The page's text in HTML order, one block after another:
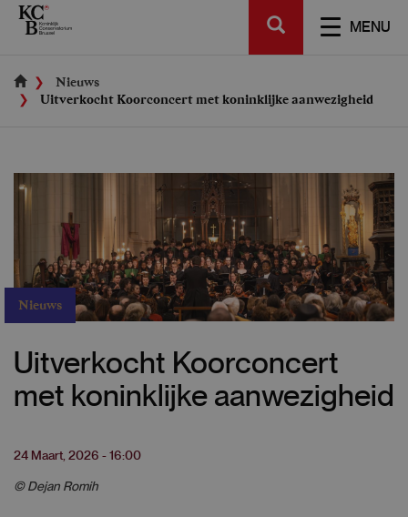
Skip
MENU
SEARCH
Nieuws
Uitverkocht Koorconcert met koninklijke aanwezigheid
Nieuws
Uitverkocht Koorconcert
met koninklijke aanwezigheid
24 Maart, 2026 - 16:00
© Dejan Romih